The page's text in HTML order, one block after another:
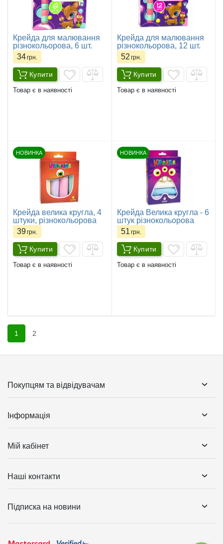
Крейда для малювання
різнокольорова, 6 шт.
34грн.
Купити
Товар є в наявності
Крейда для малювання
різнокольорова, 12 шт.
52 грн.
Купити
Товар є в наявності
НОВИНКА
Крейда велика кругла, 4
штуки, різнокольорова
39грн.
Купити
Товар є в наявності
НОВИНКА
Крейда Велика кругла - 6
штук різнокольорова
51грн.
Купити
Товар є в наявності
1 2
Покупцям та відвідувачам
Інформація
Мій кабінет
Наші контакти
Підписка на новини